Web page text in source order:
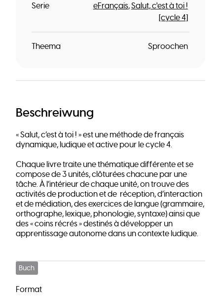
Serie eFrançais Salut, c'est à toi !
[cycle 4]
Theema Sproochen
Beschreiwung
« Salut, c’est à toi ! » est une méthode de français
dynamique, ludique et active pour le cycle 4.
Chaque livre traite une thématique différente et se
compose de 3 unités, clôturées chacune par une
tâche. À l’intérieur de chaque unité, on trouve des
activités de production et de réception, d’interaction
et de médiation, des exercices de langue (grammaire,
orthographe, lexique, phonologie, syntaxe) ainsi que
des « coins récrés » destinés à développer un
apprentissage autonome dans un contexte ludique.
Buch
Format